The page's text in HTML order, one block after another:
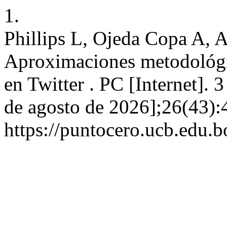
1.
Phillips L, Ojeda Copa A,
Aproximaciones
en Twitter . PC [Internet].
de agosto de
https://